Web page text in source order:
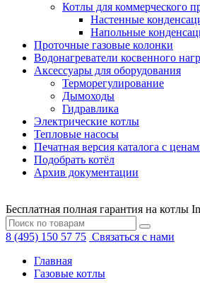
Котлы для коммерческого
Настенные
Напольные
Проточные газовые колонки
Водонагреватели косвенного
Аксессуары для оборудования
Терморегулирование
Дымоходы
Гидравлика
Электрические котлы
Тепловые насосы
Печатная версия каталога с
Подобрать котёл
Архив документации
Бесплатная полная гарантия на котлы
8 (495) 150 57 75 Связаться с нами
Главная
Газовые котлы